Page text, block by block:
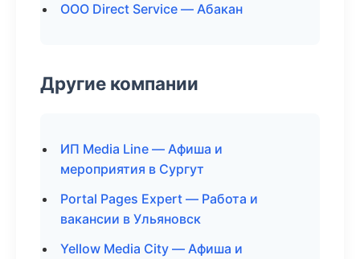
ООО Direct Service — Абакан
Другие компании
ИП Media Line — Афиша и
мероприятия в Сургут
Portal Pages Expert — Работа и
вакансии в Ульяновск
Yellow Media City — Афиша и